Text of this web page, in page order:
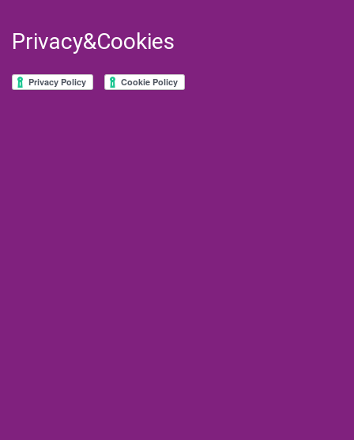
Privacy&Cookies